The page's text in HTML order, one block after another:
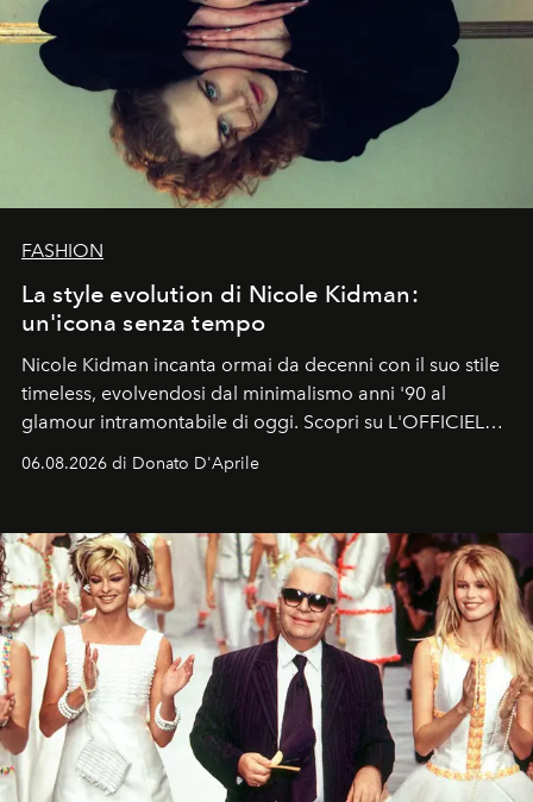
FASHION
La style evolution di Nicole Kidman:
un'icona senza tempo
Nicole Kidman incanta ormai da decenni con il suo stile
timeless, evolvendosi dal minimalismo anni '90 al
glamour intramontabile di oggi. Scopri su L'OFFICIEL
06.08.2026 di Donato D'Aprile